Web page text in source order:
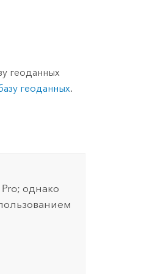
геоданных
геоданных.
; однако